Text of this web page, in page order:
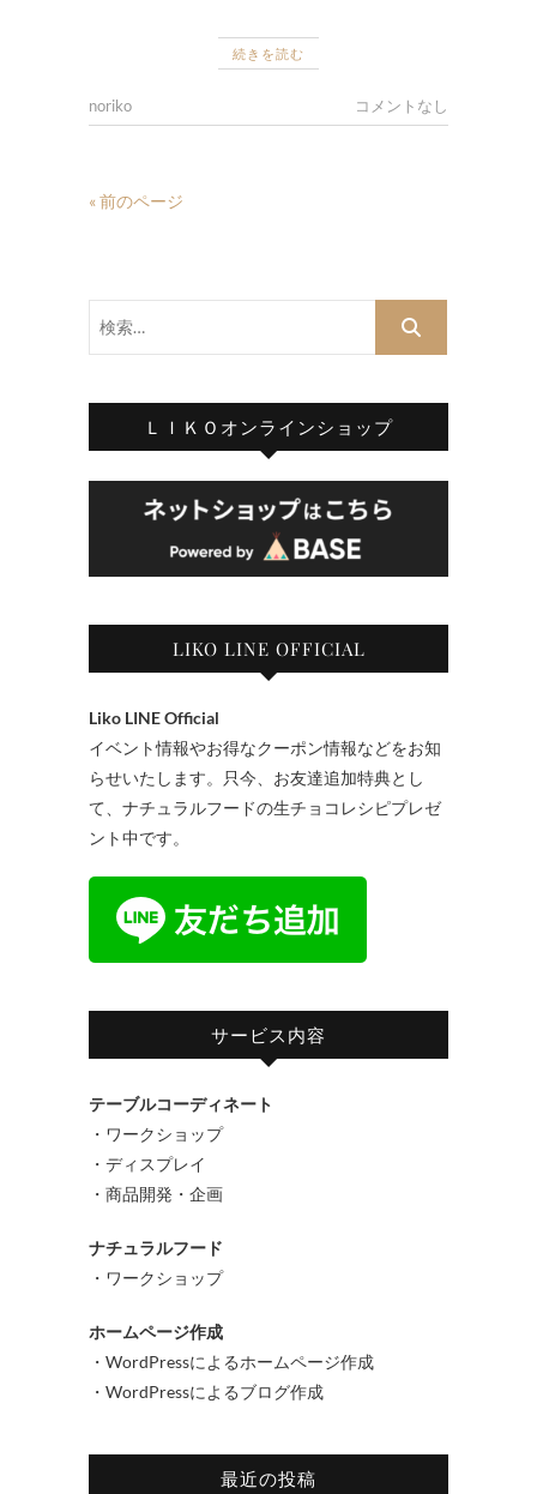
続きを読む
noriko コメントなし
« 前のページ
ＬＩＫＯオンラインショップ
LIKO LINE OFFICIAL
Liko LINE Official
イベント情報やお得なクーポン情報などをお知
らせいたします。只今、お友達追加特典とし
て、ナチュラルフードの生チョコレシピプレゼ
ント中です。
サービス内容
テーブルコーディネート
・ワークショップ
・ディスプレイ
・商品開発・企画
ナチュラルフード
・ワークショップ
ホームページ作成
・WordPressによるホームページ作成
・WordPressによるブログ作成
最近の投稿